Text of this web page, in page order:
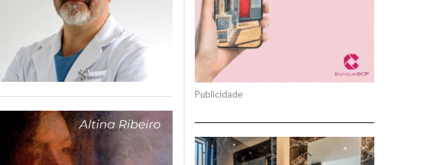
Publicidade